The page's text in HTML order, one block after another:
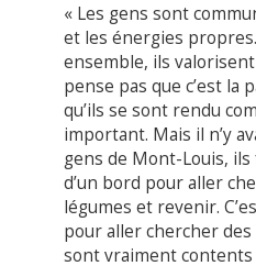
« Les gens sont
et les énergies
ensemble, ils
pense pas que c’est la
qu’ils se sont rendu
important. Mais il n’y
gens de Mont-Louis,
d’un bord pour aller
légumes et revenir.
pour aller chercher
sont vraiment contents